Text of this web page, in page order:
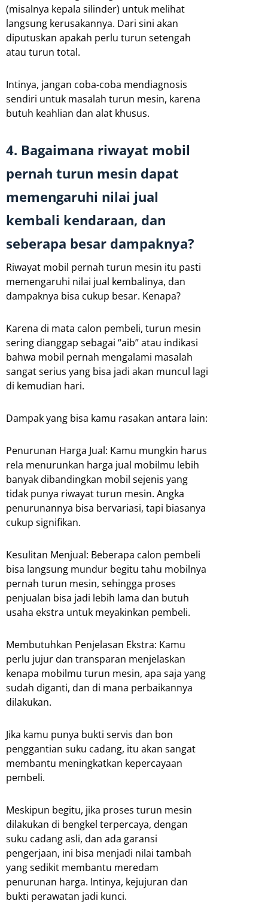
(misalnya kepala silinder) untuk melihat
langsung kerusakannya. Dari sini akan
diputuskan apakah perlu turun setengah
atau turun total.
Intinya, jangan coba-coba mendiagnosis
sendiri untuk masalah turun mesin, karena
butuh keahlian dan alat khusus.
4. Bagaimana riwayat mobil
pernah turun mesin dapat
memengaruhi nilai jual
kembali kendaraan, dan
seberapa besar dampaknya?
Riwayat mobil pernah turun mesin itu pasti
memengaruhi nilai jual kembalinya, dan
dampaknya bisa cukup besar. Kenapa?
Karena di mata calon pembeli, turun mesin
sering dianggap sebagai “aib” atau indikasi
bahwa mobil pernah mengalami masalah
sangat serius yang bisa jadi akan muncul lagi
di kemudian hari.
Dampak yang bisa kamu rasakan antara lain:
Penurunan Harga Jual: Kamu mungkin harus
rela menurunkan harga jual mobilmu lebih
banyak dibandingkan mobil sejenis yang
tidak punya riwayat turun mesin. Angka
penurunannya bisa bervariasi, tapi biasanya
cukup signifikan.
Kesulitan Menjual: Beberapa calon pembeli
bisa langsung mundur begitu tahu mobilnya
pernah turun mesin, sehingga proses
penjualan bisa jadi lebih lama dan butuh
usaha ekstra untuk meyakinkan pembeli.
Membutuhkan Penjelasan Ekstra: Kamu
perlu jujur dan transparan menjelaskan
kenapa mobilmu turun mesin, apa saja yang
sudah diganti, dan di mana perbaikannya
dilakukan.
Jika kamu punya bukti servis dan bon
penggantian suku cadang, itu akan sangat
membantu meningkatkan kepercayaan
pembeli.
Meskipun begitu, jika proses turun mesin
dilakukan di bengkel terpercaya, dengan
suku cadang asli, dan ada garansi
pengerjaan, ini bisa menjadi nilai tambah
yang sedikit membantu meredam
penurunan harga. Intinya, kejujuran dan
bukti perawatan jadi kunci.